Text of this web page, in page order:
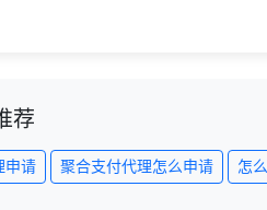
荐
申请 聚合支付代理怎么申请 怎